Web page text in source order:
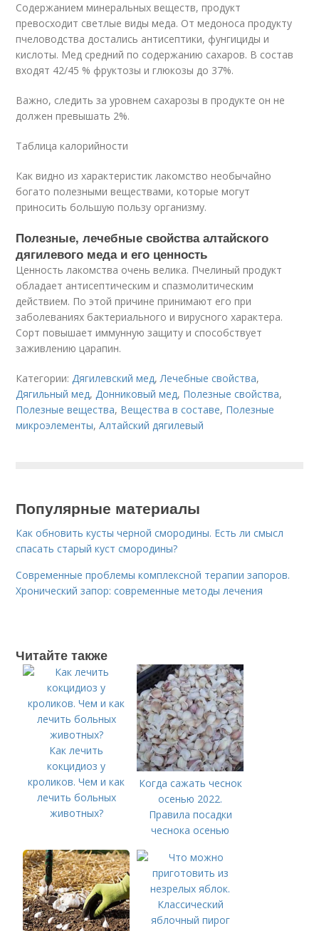
Содержанием минеральных веществ, продукт
превосходит светлые виды меда. От медоноса продукту
пчеловодства достались антисептики, фунгициды и
кислоты. Мед средний по содержанию сахаров. В состав
входят 42/45 % фруктозы и глюкозы до 37%.
Важно, следить за уровнем сахарозы в продукте он не
должен превышать 2%.
Таблица калорийности
Как видно из характеристик лакомство необычайно
богато полезными веществами, которые могут
приносить большую пользу организму.
Полезные, лечебные свойства алтайского
дягилевого меда и его ценность
Ценность лакомства очень велика. Пчелиный продукт
обладает антисептическим и спазмолитическим
действием. По этой причине принимают его при
заболеваниях бактериального и вирусного характера.
Сорт повышает иммунную защиту и способствует
заживлению царапин.
Категории:Дягилевский мед,Лечебные свойства,
Дягильный мед,Донниковый мед, Полезные свойства,
Полезные вещества, Вещества в составе, Полезные
микроэлементы,Алтайский дягилевый
Популярные материалы
Как обновить кусты черной смородины. Есть ли смысл
спасать старый куст смородины?
Современные проблемы комплексной терапии запоров.
Хронический запор: современные методы лечения
Читайте также
Как лечить
кокцидиоз у
кроликов. Чем и как
лечить больных
животных?
Когда сажать чеснок
осенью 2022.
Правила посадки
чеснока осенью